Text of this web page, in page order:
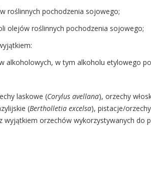
roślinnych pochodzenia sojowego;
olejów roślinnych pochodzenia sojowego;
alkoholowych, w tym alkoholu etylowego
laskowe (Corylus avellana), orzechy
(Bertholletia excelsa), pistacje/
wyjątkiem orzechów wykorzystywanych